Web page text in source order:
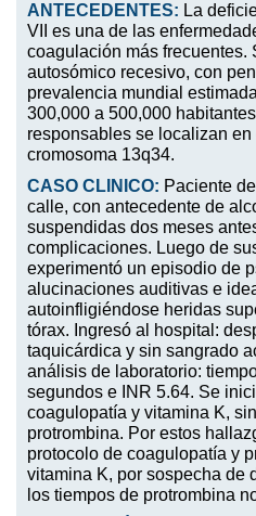
ANTECEDENTES: La
VII es una de las
coagulación más frecuentes.
autosómico recesivo, con
prevalencia mundial
300,000 a 500,000
responsables se localizan en
cromosoma 13q34.
CASO CLINICO: Paciente
calle, con antecedente de
suspendidas dos meses
complicaciones. Luego de
experimentó un episodio de
alucinaciones auditivas e
autoinfligiéndose heridas
tórax. Ingresó al hospital:
taquicárdica y sin sangrado
análisis de laboratorio:
segundos e INR 5.64. Se
coagulopatía y vitamina K,
protrombina. Por estos
protocolo de coagulopatía y
vitamina K, por sospecha de
los tiempos de protrombina